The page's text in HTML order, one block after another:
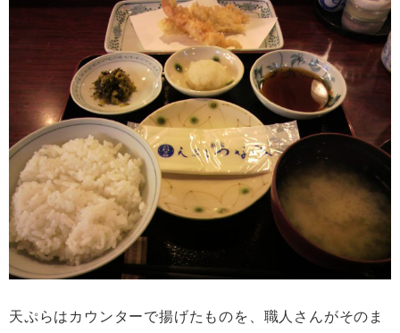
天ぷらはカウンターで揚げたものを、職人さんがそのま